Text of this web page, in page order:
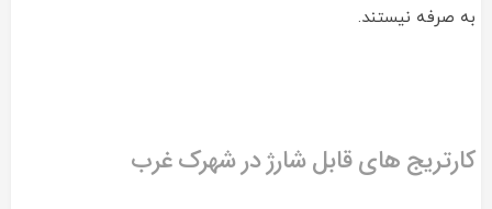
به صرفه نیستند.
کارتریج های قابل شارژ در شهرک غرب